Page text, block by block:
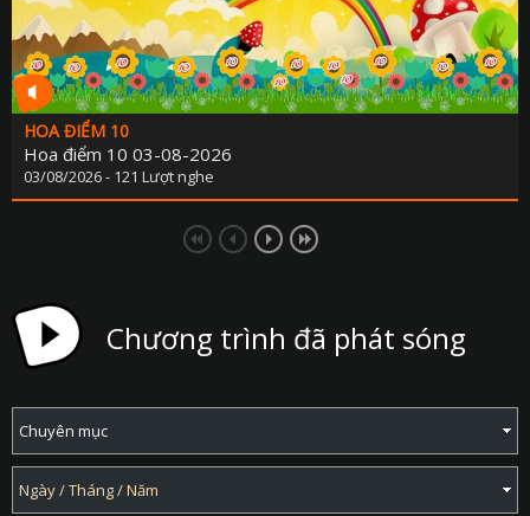
HOA ĐIỂM 10
Hoa điểm 10 03-08-2026
03/08/2026 - 121 Lượt nghe
Chương trình đã phát sóng